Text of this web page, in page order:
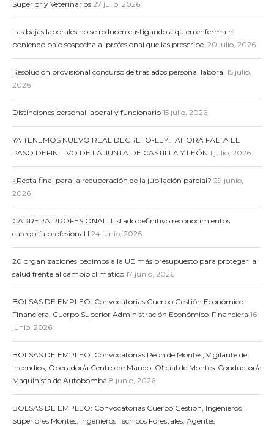
Superior y Veterinarios 27 julio, 2026
Las bajas laborales no se reducen castigando a quien enferma ni
poniendo bajo sospecha al profesional que las prescribe. 20 julio, 2026
Resolución provisional concurso de traslados personal laboral 15 julio,
2026
Distinciones personal laboral y funcionario 15 julio, 2026
YA TENEMOS NUEVO REAL DECRETO-LEY… AHORA FALTA EL
PASO DEFINITIVO DE LA JUNTA DE CASTILLA Y LEÓN 1 julio, 2026
¿Recta final para la recuperación de la jubilación parcial? 29 junio,
2026
CARRERA PROFESIONAL: Listado definitivo reconocimientos
categoría profesional I 24 junio, 2026
20 organizaciones pedimos a la UE más presupuesto para proteger la
salud frente al cambio climático 17 junio, 2026
BOLSAS DE EMPLEO: Convocatorias Cuerpo Gestión Económico-
Financiera, Cuerpo Superior Administración Económico-Financiera 16
junio, 2026
BOLSAS DE EMPLEO: Convocatorias Peón de Montes, Vigilante de
Incendios, Operador/a Centro de Mando, Oficial de Montes-Conductor/a
Maquinista de Autobomba 8 junio, 2026
BOLSAS DE EMPLEO: Convocatorias Cuerpo Gestión, Ingenieros
Superiores Montes, Ingenieros Técnicos Forestales, Agentes